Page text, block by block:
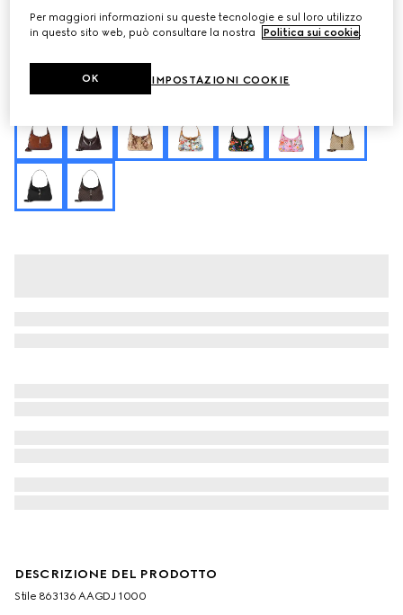
Borsa a spalla Gucci Jackie 1961 misura media
CHF 2,640
DESCRIZIONE DEL PRODOTTO
Stile ‎863136 AAGDJ 1000
Per maggiori informazioni su queste tecnologie e sul loro utilizzo
in questo sito web, può consultare la nostra
Politica sui cookie.
IMPOSTAZIONI COOKIE
OK